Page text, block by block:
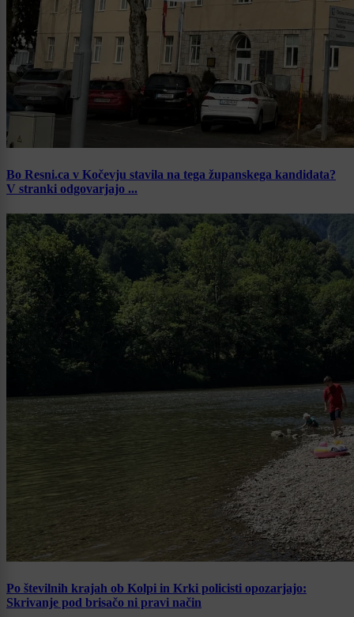
Bo Resni.ca v Kočevju stavila na tega županskega kandidata?
V stranki odgovarjajo ...
Po številnih krajah ob Kolpi in Krki policisti opozarjajo:
Skrivanje pod brisačo ni pravi način